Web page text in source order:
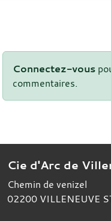
Connectez-vous
commentaires.
Cie d'Arc de
Chemin de venizel
02200 VILLENEUVE